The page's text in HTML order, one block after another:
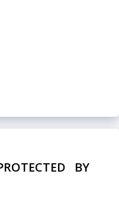
BY